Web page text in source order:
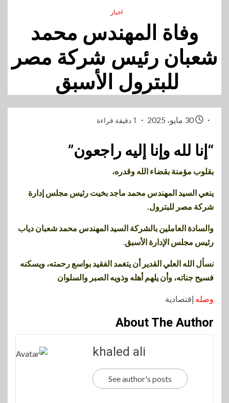
اخبار
وفاة المهندس محمد
شعبان رئيس شركة مصر
للبترول الأسبق
1 دقيقة قراءة
“إنا لله وإنا إليه راجعون”
بقلوب مؤمنة بقضاء الله وقدره،
ينعي السيد المهندس محمد ماجد بخيت رئيس مجلس إدارة
شركة مصر للبترول.
والسادة العاملين بالشركة السيد المهندس محمد شعبان دياب
رئيس مجلس الإدارة الأسبق.
نسأل الله العلي القدير أن يتغمد الفقيد بواسع رحمته، ويسكنه
فسيح جناته، وأن يلهم أهله وذويه الصبر والسلوان
وصله إقتصادية
About The Author
khaled ali
See author's posts